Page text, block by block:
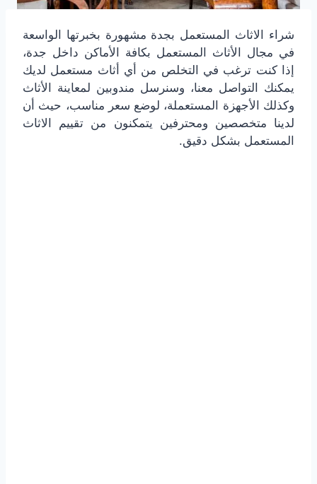
شراء الاثاث المستعمل بجدة مشهورة بخبرتها الواسعة
في مجال الأثاث المستعمل بكافة الأماكن داخل جدة،
إذا كنت ترغب في التخلص من أي أثاث مستعمل لديك
يمكنك التواصل معنا، وسنرسل مندوبين لمعاينة الأثاث
وكذلك الأجهزة المستعملة، لوضع سعر مناسب، حيث أن
لدينا متخصصين ومحترفين يتمكنون من تقييم الاثاث
المستعمل بشكل دقيق.